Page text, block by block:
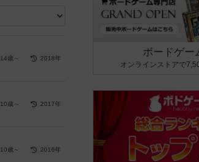
14歳～ 2018年
10歳～ 2017年
10歳～ 2016年
ボードゲー
オンラインストアで